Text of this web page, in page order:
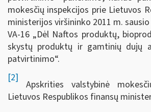
mokesčių inspekcijos prie Lietuvos
ministerijos viršininko 2011 m.
VA-16 „Dėl Naftos produktų,
skystų produktų ir gamtinių dujų
patvirtinimo“.
[2]
Apskrities valstybinė
Lietuvos Respublikos finansų